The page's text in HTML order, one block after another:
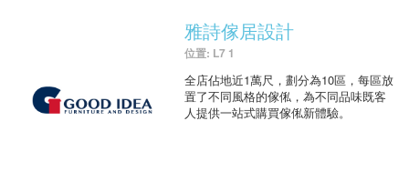
雅詩傢居設計
位置: L7 1
全店佔地近1萬尺，劃分為10區，每區放
置了不同風格的傢俬，為不同品味既客
人提供一站式購買傢俬新體驗。